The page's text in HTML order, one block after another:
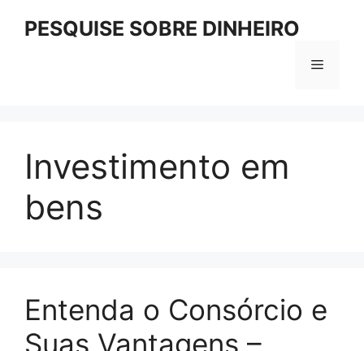
PESQUISE SOBRE DINHEIRO
Menu
Investimento em
bens
Entenda o Consórcio e
Suas Vantagens –